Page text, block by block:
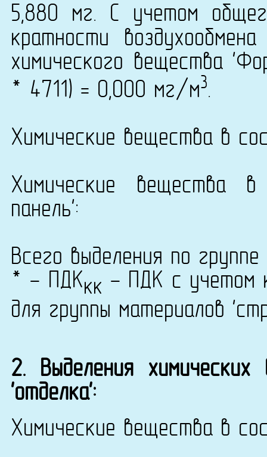
5,880 мг. С учетом
кратности
химического вещества
* 4711) = 0,000 мг/м3.
Химические вещества в
Химические вещества
панель':
Всего выделения по
* - ПДКкк - ПДК с учетом
для группы материалов
2. Выделения
'отделка':
Химические вещества в